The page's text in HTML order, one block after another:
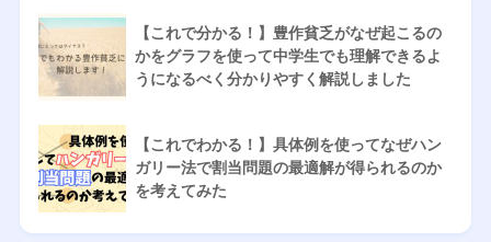
【これで分かる！】豊作貧乏がなぜ起こるの
かをグラフを使って中学生でも理解できるよ
うになるべく分かりやすく解説しました
【これでわかる！】具体例を使ってなぜハン
ガリー法で割当問題の最適解が得られるのか
を考えてみた